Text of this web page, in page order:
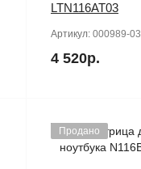
LTN116AT03
Артикул: 000989-03
4 520р.
Продано